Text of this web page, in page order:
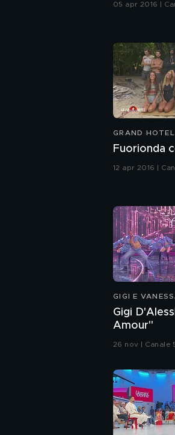
05 apr 2016 |
GRAND
Fuorionda
12 apr 2016 |
GIGI E
Gigi
Amour"
26 nov | Canale